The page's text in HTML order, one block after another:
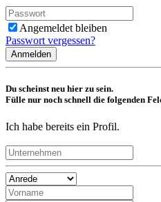
Angemeldet bleiben
Passwort vergessen?
Anmelden
Du scheinst neu hier zu sein.
Fülle nur noch schnell die folgenden
Ich habe bereits ein Profil.